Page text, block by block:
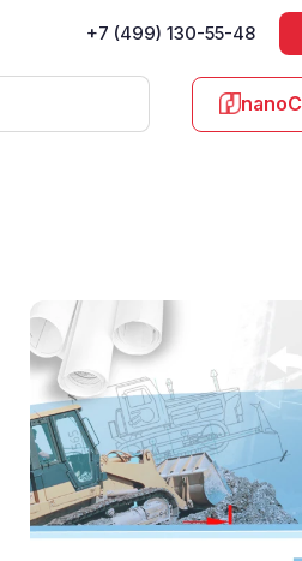
+7 (499) 130-55-48